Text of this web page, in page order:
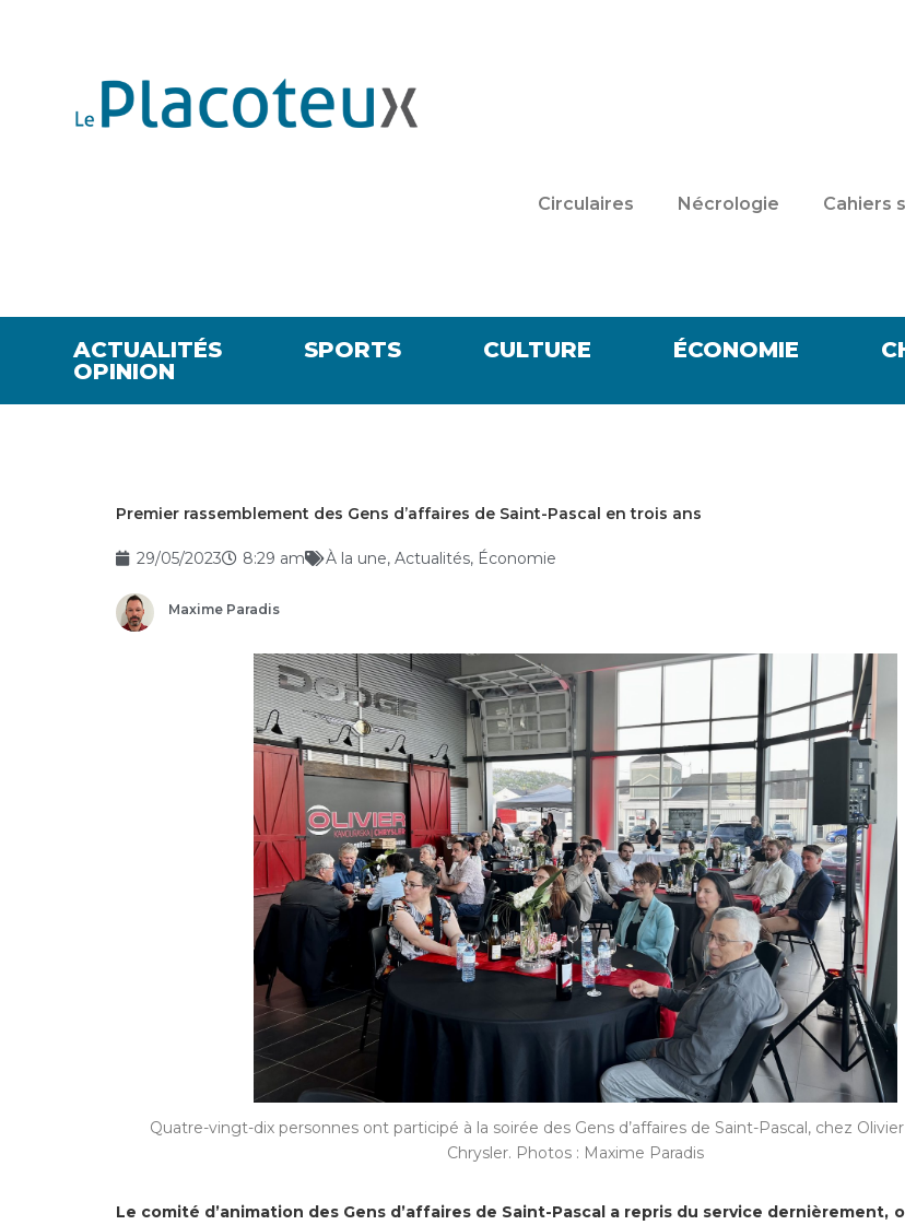
Circulaires Nécrologie Cahiers
ACTUALITÉS SPORTS CULTURE ÉCONOMIE
OPINION
Premier rassemblement des Gens d’affaires de Saint-Pascal en trois ans
29/05/2023 8:29 am À la une, Actualités, Économie
Maxime Paradis
Quatre-vingt-dix personnes ont participé à la soirée des Gens d’affaires de Saint-Pascal, chez
Chrysler. Photos : Maxime Paradis
Le comité d’animation des Gens d’affaires de Saint-Pascal a repris du service dernièrement,